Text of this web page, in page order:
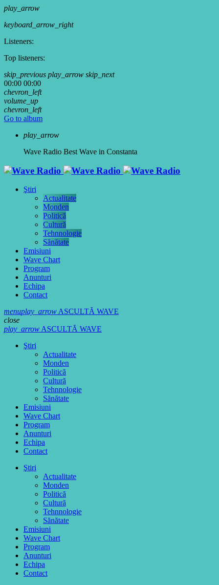
play_arrow
keyboard_arrow_right
Listeners:
Top listeners:
skip_previous play_arrow skip_next
00:00 00:00
chevron_left
volume_up
chevron_left
Go to album
play_arrow
Wave Radio Best Wave in Constanta
Ştiri
Actualitate
Monden
Politică
Cultură
Tehnnologie
Sănătate
Emisiuni
Wave Chart
Program
Anunturi
Echipa
Contact
menuplay_arrowASCULTĂ WAVE
close
play_arrowASCULTĂ WAVE
Ştiri
Actualitate
Monden
Politică
Cultură
Tehnnologie
Sănătate
Emisiuni
Wave Chart
Program
Anunturi
Echipa
Contact
Ştiri
Actualitate
Monden
Politică
Cultură
Tehnnologie
Sănătate
Emisiuni
Wave Chart
Program
Anunturi
Echipa
Contact